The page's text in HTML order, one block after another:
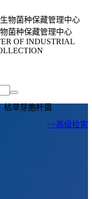
菌种保藏管理中心
OF INDUSTRIAL
枯草芽胞杆菌
>>高级检索